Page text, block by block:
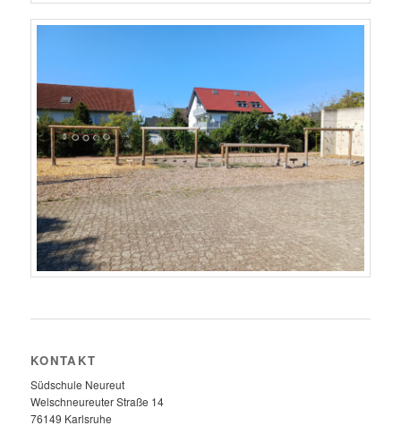
KONTAKT
Südschule Neureut
Welschneureuter Straße 14
76149 Karlsruhe